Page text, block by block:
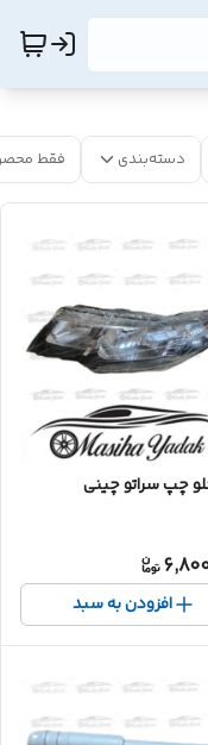
دسته‌بندی فقط
چپ سراتو چینی
افزودن به سبد